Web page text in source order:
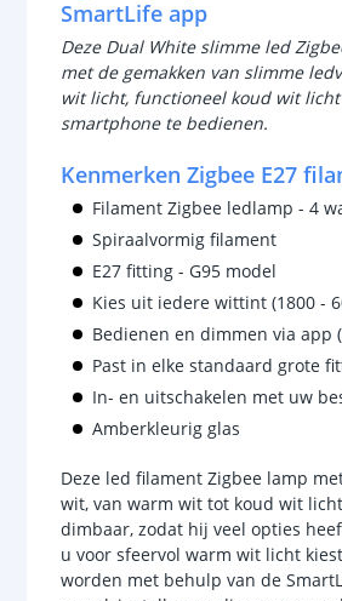
SmartLife app
Deze Dual White slimme led
met de gemakken van slimme
wit licht, functioneel koud wit
smartphone te bedienen.
Kenmerken Zigbee E27
Filament Zigbee ledlamp - 4
Spiraalvormig filament
E27 fitting - G95 model
Kies uit iedere wittint (1800 -
Bedienen en dimmen via app
Past in elke standaard grote
In- en uitschakelen met uw
Amberkleurig glas
Deze led filament Zigbee lamp
wit, van warm wit tot koud wit
dimbaar, zodat hij veel opties
u voor sfeervol warm wit licht
worden met behulp van de